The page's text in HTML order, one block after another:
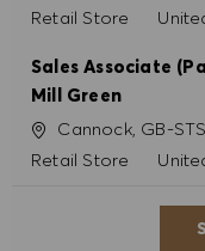
Kategorie
Retail Store
Sales Associate
Mill Green
Ort Cannock, GB-
Kategorie
Retail Store